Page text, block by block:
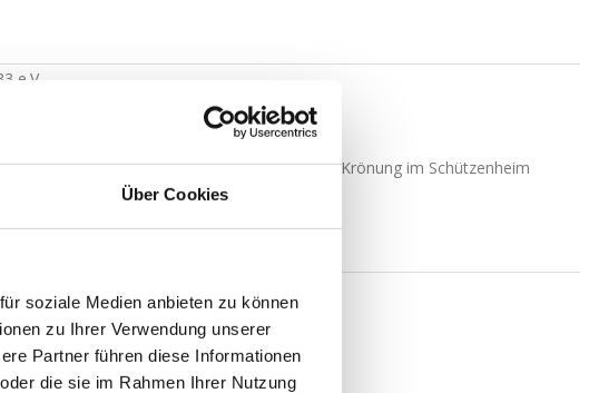
Über Cookies
soziale Medien anbieten zu können
zu Ihrer Verwendung unserer
Partner führen diese Informationen
die sie im Rahmen Ihrer Nutzung
e.V.
mit Königsschießen und anschließender Krönung im Schützenheim